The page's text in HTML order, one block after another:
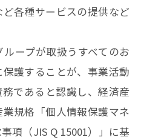
各種サービスの提供など
ープが取扱うすべてのお
護することが、事業活動
であると認識し、経済産
規格「個人情報保護マネ
項（JIS Q 15001）」に基